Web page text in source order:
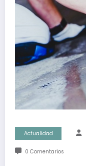
Actualidad
0 Comentarios